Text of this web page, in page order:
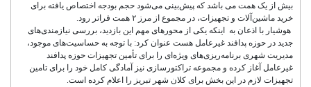
بیش از یک همت می باشد که پیش‌بینی می‌شود حجم بودجه اختصاص یافته برای
خرید ماشین‌آلات و تجهیزات، در مجموع از مرز ۲ همت فراتر رود.
هوشیار با اذعان به اینکه یکی از محورهای مهم این بازدید، بررسی نیازمندی‌های
جدید در حوزه پدافند غیرعامل هست عنوان کرد: با توجه به حساسیت‌های موجود،
مدیریت شهری برنامه‌ریزی‌های ویژه‌ای را برای تأمین تجهیزات حوزه پدافند
غیرعامل آغاز کرده و مجموعه تراکتورسازی نیز آمادگی کامل خود را برای تامین
تجهیزات لازم در این بخش برای کلان شهر تبریز را اعلام کرده است.